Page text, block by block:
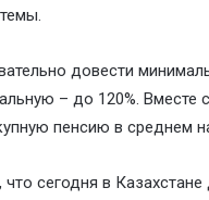
довести
– до 120%. Вместе
пенсию в среднем
сегодня в Казахстане